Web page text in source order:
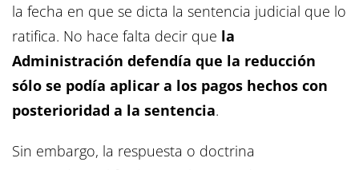
la fecha en que se dicta la sentencia judicial que lo
ratifica. No hace falta decir que la
Administración defendía que la reducción
sólo se podía aplicar a los pagos hechos con
posterioridad a la sentencia.
Sin embargo, la respuesta o doctrina